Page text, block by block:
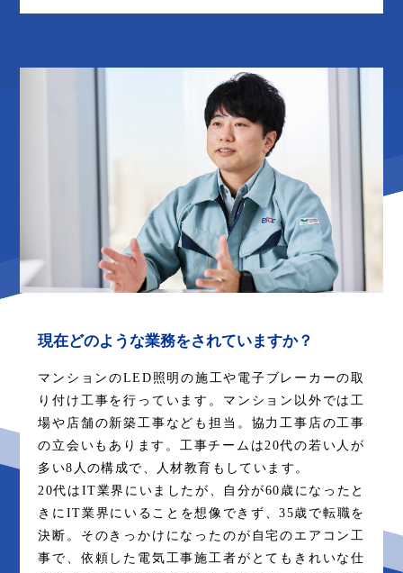
現在どのような業務をされていますか？
マンションのLED照明の施工や電子ブレーカーの取
り付け工事を行っています。マンション以外では工
場や店舗の新築工事なども担当。協力工事店の工事
の立会いもあります。工事チームは20代の若い人が
多い8人の構成で、人材教育もしています。
20代はIT業界にいましたが、自分が60歳になったと
きにIT業界にいることを想像できず、35歳で転職を
決断。そのきっかけになったのが自宅のエアコン工
事で、依頼した電気工事施工者がとてもきれいな仕